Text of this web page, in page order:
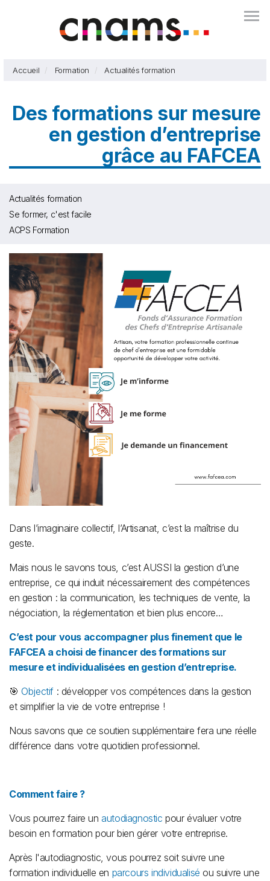
Accueil Formation Actualités formation
Des formations sur mesure
en gestion d’entreprise
grâce au FAFCEA
Actualités formation
Se former, c'est facile
ACPS Formation
Dans l’imaginaire collectif, l’Artisanat, c’est la maîtrise du
geste.
Mais nous le savons tous, c’est AUSSI la gestion d’une
entreprise, ce qui induit nécessairement des compétences
en gestion : la communication, les techniques de vente, la
négociation, la réglementation et bien plus encore…
C’est pour vous accompagner plus finement que le
FAFCEA a choisi de financer des formations sur
mesure et individualisées en gestion d’entreprise.
🎯 Objectif : développer vos compétences dans la gestion
et simplifier la vie de votre entreprise !
Nous savons que ce soutien supplémentaire fera une réelle
différence dans votre quotidien professionnel.
Comment faire ?
Vous pourrez faire un autodiagnostic pour évaluer votre
besoin en formation pour bien gérer votre entreprise.
Après l'autodiagnostic, vous pourrez soit suivre une
formation individuelle en parcours individualisé ou suivre une